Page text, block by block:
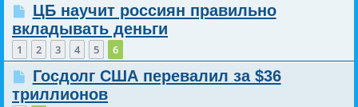
ЦБ научит россиян правильно
вкладывать деньги
1 2 3 4 5 6
Госдолг США перевалил за $36
триллионов